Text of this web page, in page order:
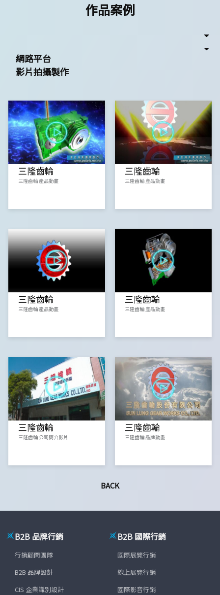
作品案例
網路平台
影片拍攝製作
三隆齒輪
三隆齒輪 產品動畫
三隆齒輪
三隆齒輪 產品動畫
三隆齒輪
三隆齒輪 產品動畫
三隆齒輪
三隆齒輪 產品動畫
三隆齒輪
三隆齒輪 公司簡介影片
三隆齒輪
三隆齒輪 品牌動畫
BACK
B2B 品牌行銷
行銷顧問團隊
B2B 品牌設計
CIS 企業識別設計
B2B 國際行銷
國際展覽行銷
線上展覽行銷
國際影音行銷